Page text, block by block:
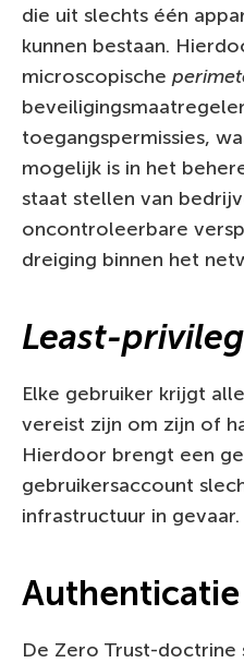
die uit slechts één
kunnen bestaan.
microscopische
toegangspermissies,
mogelijk is in het
staat stellen van
oncontroleerbare
dreiging binnen het
Least-
Elke gebruiker krijgt
vereist zijn om zijn of
Hierdoor brengt een
gebruikersaccount
infrastructuur in gevaar.
Authenticatie
De Zero Trust-